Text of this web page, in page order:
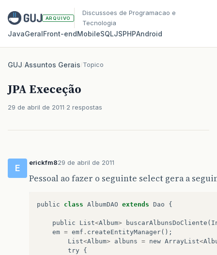
ARQUIVO
Discussoes de Programacao e
Tecnologia
JavaGeralFront‑endMobileSQLJSPHPAndroid
GUJ/Assuntos Gerais/Topico
JPA Execeção
29 de abril de 2011 2 respostas
E
erickfm829 de abril de 2011
Pessoal ao fazer o seguinte select gera a
public class AlbumDAO extends Dao {
public List<Album> buscarAlbunsDoCliente (
em = emf . createEntityManager();
List<Album> albuns = new ArrayList<
try {